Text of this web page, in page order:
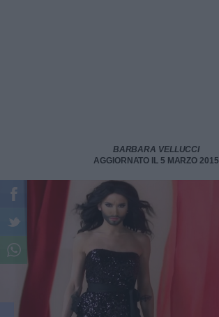
BARBARA VELLUCCI
AGGIORNATO IL 5 MARZO 2015